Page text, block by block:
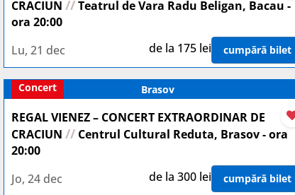
CRACIUN //Teatrul de Vara Radu Beligan, Bacau -
ora 20:00
Lu, 21 dec
de la 175 lei cumpără bilet
Brasov
Concert
REGAL VIENEZ – CONCERT EXTRAORDINAR DE
CRACIUN // Centrul Cultural Reduta, Brasov - ora
20:00
Jo, 24 dec
de la 300 lei cumpără bilet